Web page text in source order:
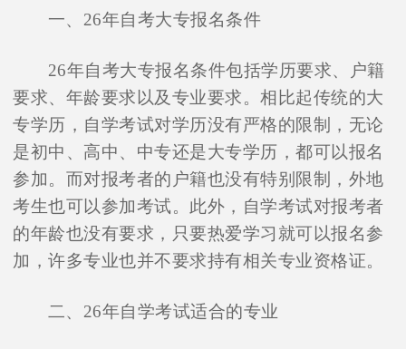
一、26年自考大专报名条件
26年自考大专报名条件包括学历要求、户籍
要求、年龄要求以及专业要求。相比起传统的大
专学历，自学考试对学历没有严格的限制，无论
是初中、高中、中专还是大专学历，都可以报名
参加。而对报考者的户籍也没有特别限制，外地
考生也可以参加考试。此外，自学考试对报考者
的年龄也没有要求，只要热爱学习就可以报名参
加，许多专业也并不要求持有相关专业资格证。
二、26年自学考试适合的专业